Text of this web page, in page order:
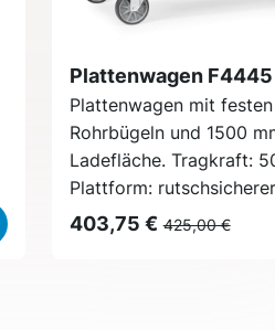
Plattenwagen F4445
Plattenwagen mit festen
Rohrbügeln und 1500
Ladefläche. Tragkraft:
Plattform:
403,75 € 425,00 €